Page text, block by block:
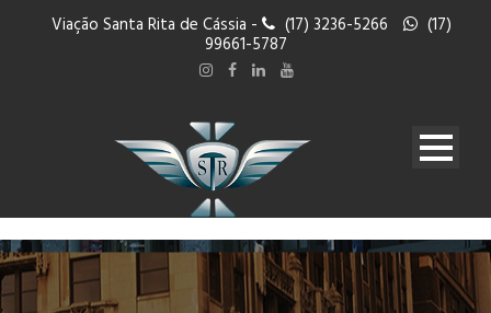
Viação Santa Rita de Cássia - (17) 3236-5266 (17)
99661-5787